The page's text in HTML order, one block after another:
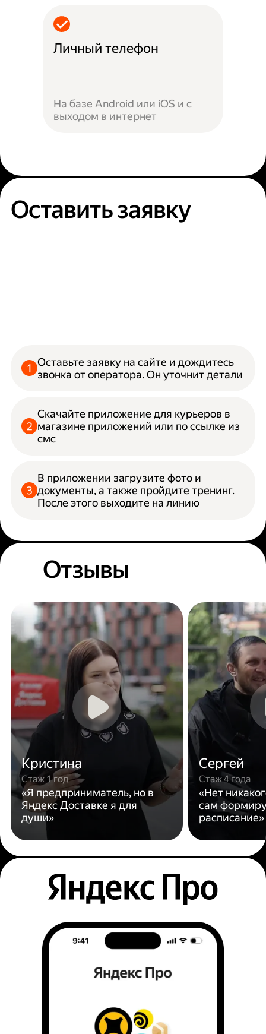
Личный телефон
На базе Android или iOS и с
выходом в интернет
Оставить заявку
Оставьте заявку на сайте и дождитесь
звонка от оператора. Он уточнит детали
Скачайте приложение для курьеров в
магазине приложений или по ссылке из
смс
В приложении загрузите фото и
документы, а также пройдите тренинг.
После этого выходите на линию
Отзывы
Кристина
Стаж 1 год
«Я предприниматель, но в
Яндекс Доставке я для
души»
Сергей
Стаж 4 года
«Нет
сам
расписание»